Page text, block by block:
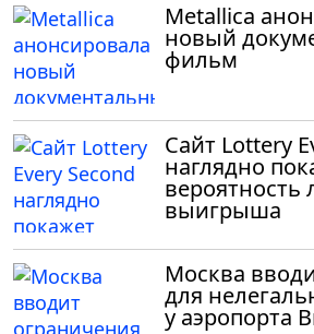
Metallica
новый
фильм
Сайт Lottery
наглядно
вероятность
выигрыша
Москва
для
у аэропорта